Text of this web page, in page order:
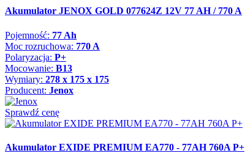
Akumulator JENOX GOLD 077624Z 12V 77 AH / 770 A
Pojemność: 77 Ah
Moc rozruchowa: 770 A
Polaryzacja: P+
Mocowanie: B13
Wymiary: 278 x 175 x 175
Producent: Jenox
Sprawdź cenę
Akumulator EXIDE PREMIUM EA770 - 77AH 760A P+